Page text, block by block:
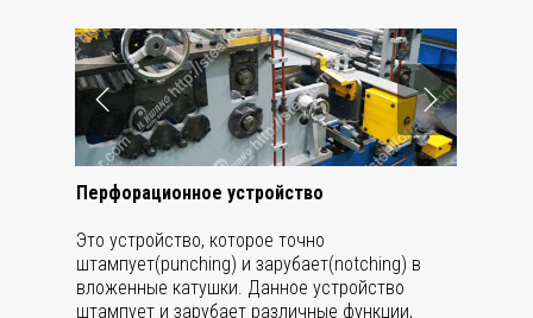
Перфорационное устройство
Это устройство, которое точно
штампует(punching) и зарубает(notching) в
вложенные катушки. Данное устройство
штампует и зарубает различные функции,